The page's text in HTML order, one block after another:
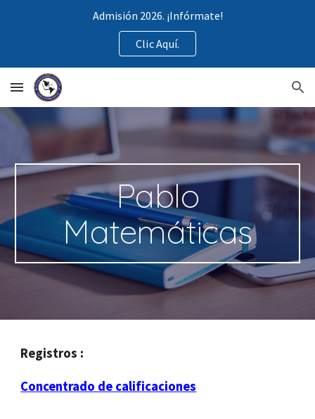
Admisión 2026. ¡Infórmate!
Clic Aquí.
Pablo
Matemáticas
Registros :
Concentrado de calificaciones